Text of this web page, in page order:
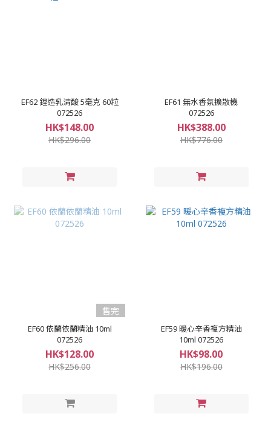
EF62 鋰造乳清酸 5毫克 60粒
072526
HK$148.00
HK$296.00
EF61 無水香氛擴散機
072526
HK$388.00
HK$776.00
售完
EF60 依蘭依蘭精油 10ml
072526
HK$128.00
HK$256.00
EF59 暖心辛香複方精油
10ml 072526
HK$98.00
HK$196.00